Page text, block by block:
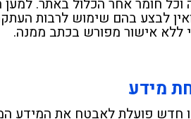
וכל חומר אחר הכלול באתר.
לבצע בהם שימוש לרבות
ללא אישור מפורש בכתב ממנה.
מידע
חדש פועלת לאבטח את המידע